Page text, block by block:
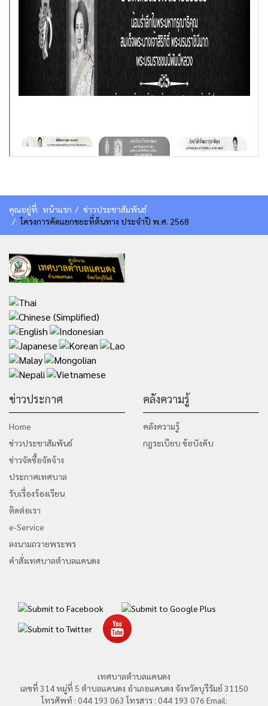
คุณอยู่ที่: หน้าแรก
ข่าวประชาสัมพันธ์
โครงการคัดแยกขยะที่ต้นทาง ประจำปี พ.ศ. 2568
ข่าวประกาศ
Home
ข่าวประชาสัมพันธ์
ข่าวจัดซื้อจัดจ้าง
ประกาศเทศบาล
รับเรื่องร้องเรียน
ติดต่อเรา
e-Service
ลงนามถวายพระพร
คำสั่งเทศบาลตำบลแคนดง
คลังความรู้
คลังความรู้
กฎระเบียบ ข้อบังคับ
เทศบาลตำบลแคนดง
เลขที่ 314 หมู่ที่ 5 ตำบลแคนดง อำเภอแคนดง จังหวัดบุรีรัมย์ 31150
โทรศัพท์ : 044 193 063 โทรสาร : 044 193 076 Email: